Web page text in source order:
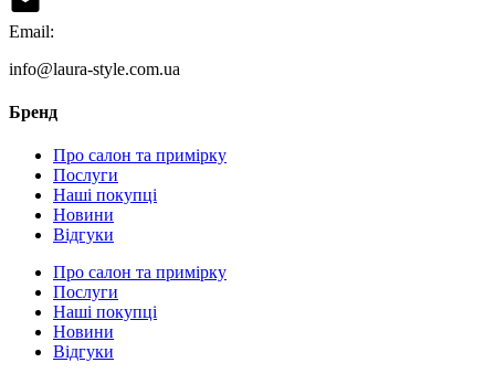
Email:
info@laura-style.com.ua
Бренд
Про салон та примірку
Послуги
Наші покупці
Новини
Відгуки
Про салон та примірку
Послуги
Наші покупці
Новини
Відгуки